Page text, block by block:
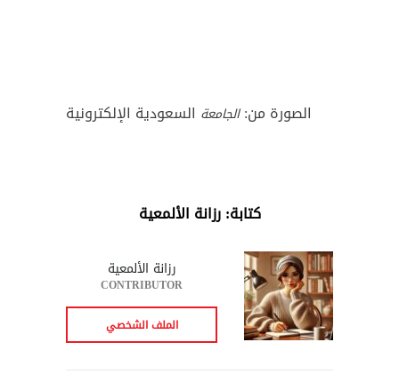
الصورة من:الجامعة السعودية الإلكترونية
كتابة: رزانة الألمعية
رزانة الألمعية
CONTRIBUTOR
الملف الشخصي